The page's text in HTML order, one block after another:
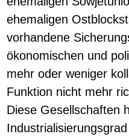
ehemaligen
vorhandene
ökonomischen und
mehr oder weniger
Funktion nicht mehr
Diese Gesellschaften